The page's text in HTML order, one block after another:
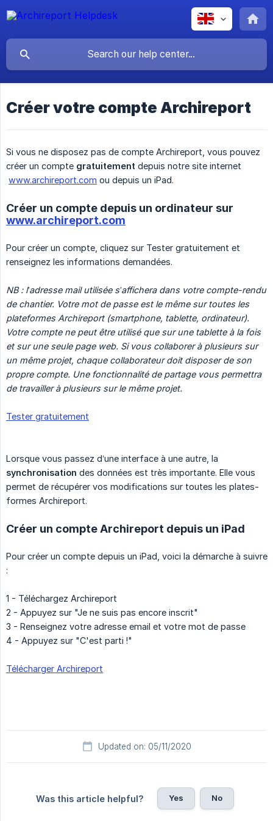
Créer votre compte Archireport
Si vous ne disposez pas de compte Archireport, vous pouvez
créer un compte gratuitement depuis notre site internet
www.archireport.com ou depuis un iPad.
Créer un compte depuis un ordinateur sur
www.archireport.com
Pour créer un compte, cliquez sur Tester gratuitement et
renseignez les informations demandées.
NB : l’adresse mail utilisée s’affichera dans votre compte-rendu
de chantier. Votre mot de passe est le même sur toutes les
plateformes Archireport (smartphone, tablette, ordinateur).
Votre compte ne peut être utilisé que sur une tablette à la fois
et sur une seule page web. Si vous collaborer à plusieurs sur
un même projet, chaque collaborateur doit disposer de son
propre compte. Une fonctionnalité de partage vous permettra
de travailler à plusieurs sur le même projet.
Tester gratuitement
Lorsque vous passez d’une interface à une autre, la
synchronisation des données est très importante. Elle vous
permet de récupérer vos modifications sur toutes les plates-
formes Archireport.
Créer un compte Archireport depuis un iPad
Pour créer un compte depuis un iPad, voici la démarche à suivre
:
1 - Téléchargez Archireport
2 - Appuyez sur "Je ne suis pas encore inscrit"
3 - Renseignez votre adresse email et votre mot de passe
4 - Appuyez sur "C'est parti !"
Télécharger Archireport
Updated on: 05/11/2020
Was this article helpful? Yes No